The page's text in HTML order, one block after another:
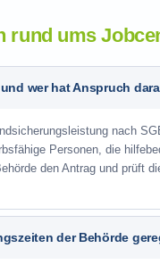
rund ums
wer hat Anspruch
nach
Personen, die
den Antrag und prüft
der Behörde